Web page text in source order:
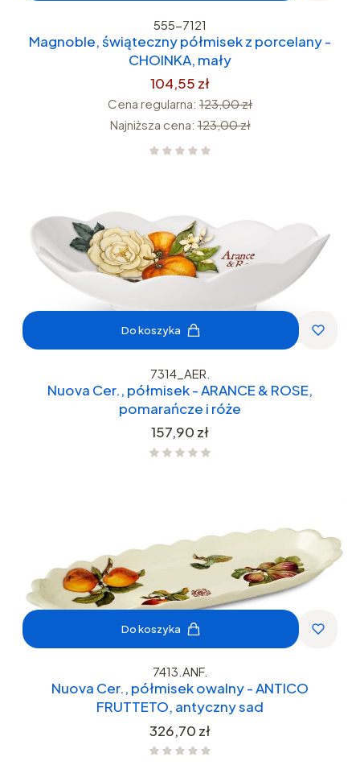
555-7121
Magnoble, świąteczny półmisek z porcelany -
CHOINKA, mały
104,55 zł
Cena regularna: 123,00 zł
Najniższa cena: 123,00 zł
Do koszyka
7314_AER.
Nuova Cer., półmisek - ARANCE & ROSE,
pomarańcze i róże
Cena
157,90 zł
Do koszyka
7413.ANF.
Nuova Cer., półmisek owalny - ANTICO
FRUTTETO, antyczny sad
Cena
326,70 zł